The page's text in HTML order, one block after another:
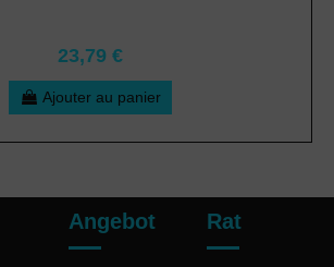
23,79 €
Ajouter au panier
Angebot Rat